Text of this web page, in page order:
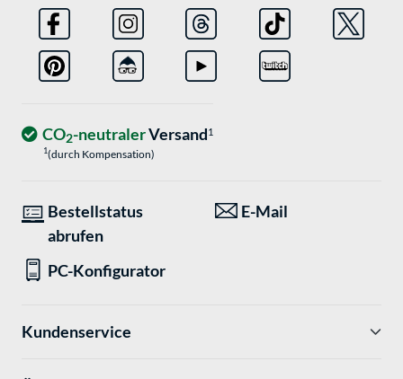
CO2-neutralerVersand1
1(durch Kompensation)
Bestellstatus
abrufen
E-Mail
PC-Konfigurator
Kundenservice